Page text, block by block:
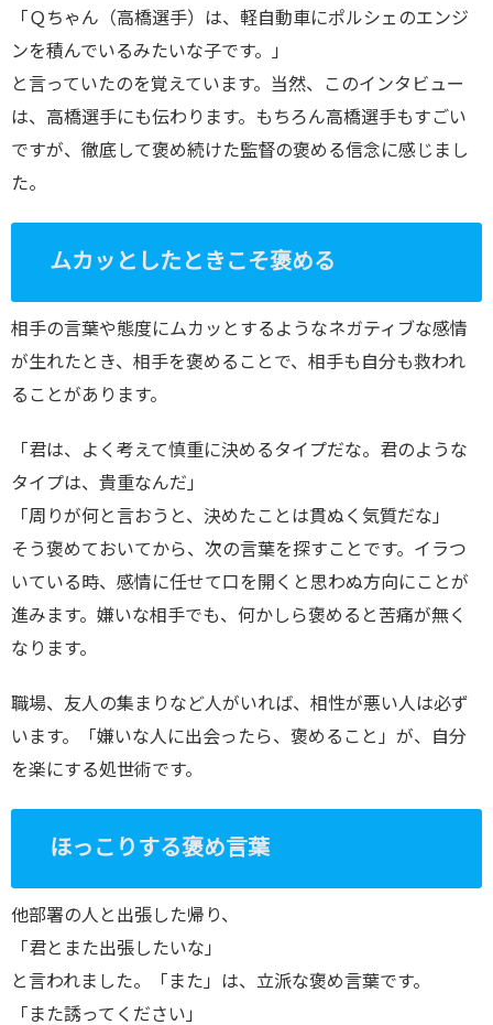
「Ｑちゃん（高橋選手）は、軽自動車にポルシェのエンジ
ンを積んでいるみたいな子です。」
と言っていたのを覚えています。当然、このインタビュー
は、高橋選手にも伝わります。もちろん高橋選手もすごい
ですが、徹底して褒め続けた監督の褒める信念に感じまし
た。
ムカッとしたときこそ褒める
相手の言葉や態度にムカッとするようなネガティブな感情
が生れたとき、相手を褒めることで、相手も自分も救われ
ることがあります。
「君は、よく考えて慎重に決めるタイプだな。君のような
タイプは、貴重なんだ」
「周りが何と言おうと、決めたことは貫ぬく気質だな」
そう褒めておいてから、次の言葉を探すことです。イラつ
いている時、感情に任せて口を開くと思わぬ方向にことが
進みます。嫌いな相手でも、何かしら褒めると苦痛が無く
なります。
職場、友人の集まりなど人がいれば、相性が悪い人は必ず
います。「嫌いな人に出会ったら、褒めること」が、自分
を楽にする処世術です。
ほっこりする褒め言葉
他部署の人と出張した帰り、
「君とまた出張したいな」
と言われました。「また」は、立派な褒め言葉です。
「また誘ってください」